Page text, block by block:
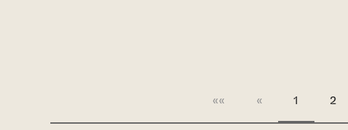
«« « 1 2